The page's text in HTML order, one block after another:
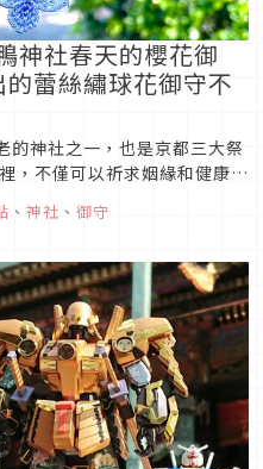
神社春天的櫻花御
蕾絲繡球花御守不
的神社之一，也是京都三大祭
，不僅可以祈求姻緣和健康，
守，不僅在網路上引發熱
、 神社 、 御守